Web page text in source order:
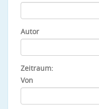
Autor
Zeitraum:
Von